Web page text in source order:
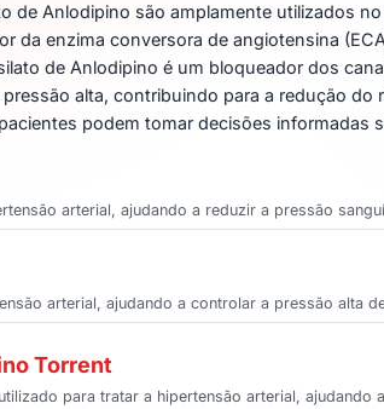
de Anlodipino são amplamente utilizados
da enzima conversora de angiotensina
de Anlodipino é um bloqueador dos
alta, contribuindo para a redução
podem tomar decisões informadas
arterial, ajudando a reduzir a pressão
arterial, ajudando a controlar a pressão alta
Torrent
para tratar a hipertensão arterial,